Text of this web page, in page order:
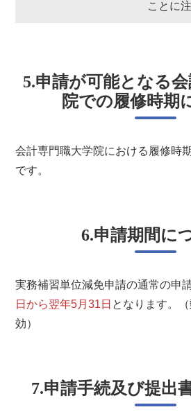
ことに
5.申請が可能となる
院での履修時期
会計専門職大学院における履修時
です。
6.申請期間に
実務補習単位減免申請の通常の申
日から翌年5月31日 となります。
効）
7.申請手続及び提出